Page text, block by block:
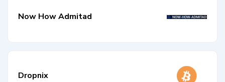
Now How Admitad
Dropnix